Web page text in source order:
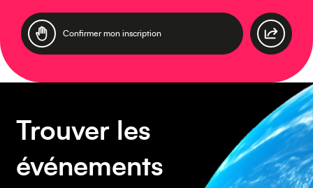
Confirmer mon inscription
Trouver les
événements
Amérique du Sud